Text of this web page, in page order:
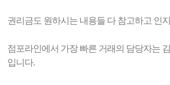
권리금도 원하시는 내용들 다 참고하고 인
점포라인에서 가장 빠른 거래의 담당자는
입니다.